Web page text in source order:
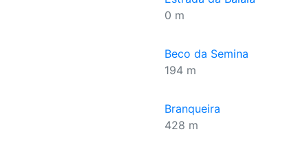
0 m
Beco da Semina
194 m
Branqueira
428 m